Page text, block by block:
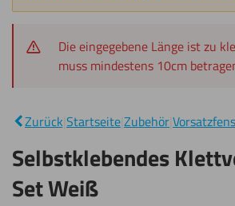
Die eingegebene Länge ist zu
muss mindestens 10cm
Zurück StartseiteZubehör
Klettverschluss
– Set Weiß
Selbstklebendes
Set Weiß